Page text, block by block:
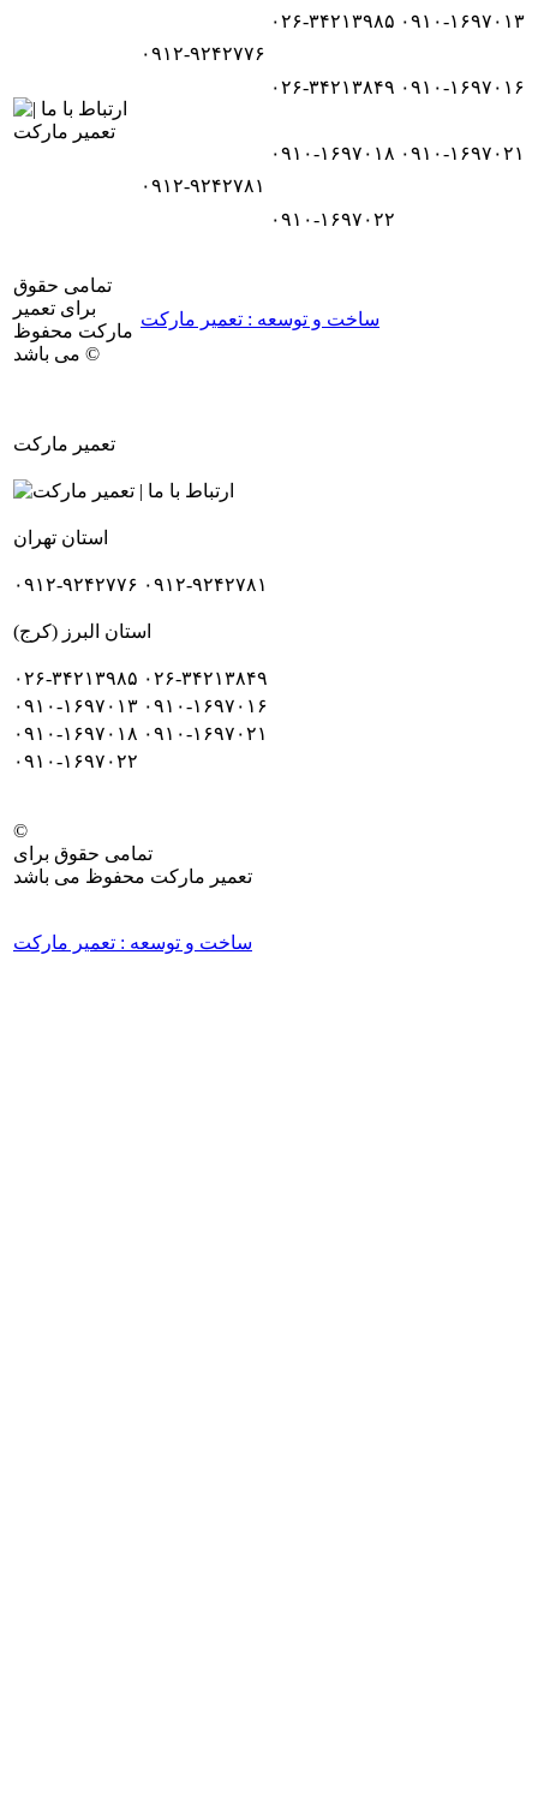
۰۹۱۲-۹۲۴۲۷۷۶
۰۲۶-۳۴۲۱۳۹۸۵ ۰۹۱۰-۱۶۹۷۰۱۳
۰۲۶-۳۴۲۱۳۸۴۹ ۰۹۱۰-۱۶۹۷۰۱۶
۰۹۱۲-۹۲۴۲۷۸۱
۰۹۱۰-۱۶۹۷۰۱۸ ۰۹۱۰-۱۶۹۷۰۲۱
۰۹۱۰-۱۶۹۷۰۲۲
تمامی حقوق
برای تعمیر
مارکت محفوظ
می باشد ©
ساخت و توسعه : تعمیر مارکت
تعمیر مارکت
استان تهران
۰۹۱۲-۹۲۴۲۷۷۶ ۰۹۱۲-۹۲۴۲۷۸۱
استان البرز (کرج)
۰۲۶-۳۴۲۱۳۹۸۵ ۰۲۶-۳۴۲۱۳۸۴۹
۰۹۱۰-۱۶۹۷۰۱۳ ۰۹۱۰-۱۶۹۷۰۱۶
۰۹۱۰-۱۶۹۷۰۱۸ ۰۹۱۰-۱۶۹۷۰۲۱
۰۹۱۰-۱۶۹۷۰۲۲
©
تمامی حقوق برای
تعمیر مارکت محفوظ می باشد
ساخت و توسعه : تعمیر مارکت